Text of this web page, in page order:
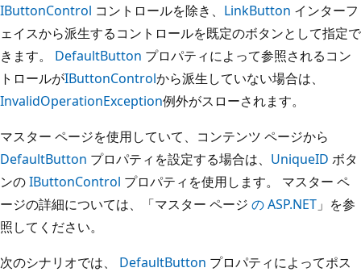
IButtonControl コントロールを除き、 LinkButton インターフ
ェイスから派生するコントロールを既定のボタンとして指定で
きます。 DefaultButton プロパティによって参照されるコン
トロールがIButtonControlから派生していない場合は、
InvalidOperationException例外がスローされます。
マスター ページを使用していて、コンテンツ ページから
DefaultButton プロパティを設定する場合は、 UniqueID ボタ
ンのIButtonControl プロパティを使用します。 マスター ペ
ージの詳細については、「マスター ページ の ASP.NET 」を参
照してください。
次のシナリオでは、 DefaultButton プロパティによってポス